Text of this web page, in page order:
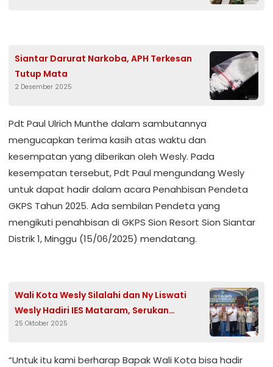
Siantar Darurat Narkoba, APH Terkesan
Tutup Mata
2 Desember 2025
Pdt Paul Ulrich Munthe dalam sambutannya
mengucapkan terima kasih atas waktu dan
kesempatan yang diberikan oleh Wesly. Pada
kesempatan tersebut, Pdt Paul mengundang Wesly
untuk dapat hadir dalam acara Penahbisan Pendeta
GKPS Tahun 2025. Ada sembilan Pendeta yang
mengikuti penahbisan di GKPS Sion Resort Sion Siantar
Distrik 1, Minggu (15/06/2025) mendatang.
Wali Kota Wesly Silalahi dan Ny Liswati
Wesly Hadiri IES Mataram, Serukan
Pematangsiantar Kota Toleran
25 Oktober 2025
“Untuk itu kami berharap Bapak Wali Kota bisa hadir